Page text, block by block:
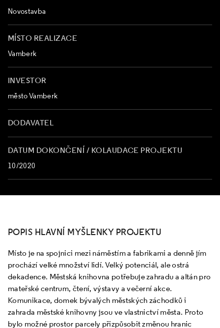
Novostavba
MÍSTO REALIZACE
Vamberk
INVESTOR
město Vamberk
DODAVATEL
DATUM DOKONČENÍ / KOLAUDACE PROJEKTU
10/2020
POPIS HLAVNÍ MYŠLENKY PROJEKTU
Místo je na spojnici mezi náměstím a fabrikami a denně jím
prochází velké množství lidí. Velký potenciál, ale ostrá
dekadence. Městská knihovna potřebuje zahradu a altán pro
mateřské centrum, čtení, výstavy a večerní akce.
Komunikace, domek bývalých městských záchodků i
zahrada městské knihovny jsou ve vlastnictví města. Proto
bylo možné prostor parcely přizpůsobit změnou hranic